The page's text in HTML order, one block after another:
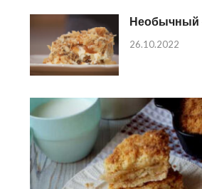
Необычный
26.10.2022